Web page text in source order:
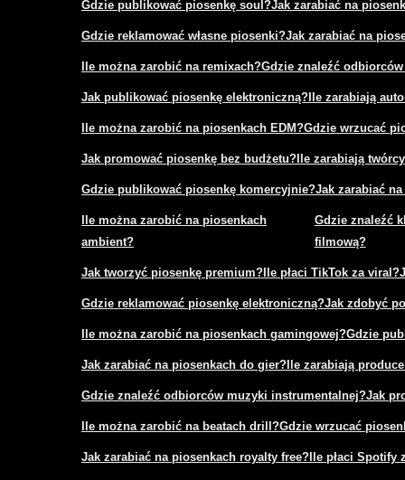
Gdzie publikować piosenkę soul?Jak zarabiać na
Gdzie reklamować własne piosenki?Jak zarabiać na
Ile można zarobić na remixach?Gdzie znaleźć
Jak publikować piosenkę elektroniczną? Ile zarabiają
Ile można zarobić na piosenkach EDM?Gdzie wrzucać
Jak promować piosenkę bez budżetu? Ile zarabiają
Gdzie publikować piosenkę komercyjnie?Jak zarabiać
Ile można zarobić na piosenkach
ambient?
Gdzie znaleźć
filmową?
Jak tworzyć piosenkę premium? Ile płaci TikTok za viral?
Gdzie reklamować piosenkę elektroniczną?Jak zdobyć
Ile można zarobić na piosenkach gamingowej?Gdzie
Jak zarabiać na piosenkach do gier? Ile zarabiają
Gdzie znaleźć odbiorców muzyki instrumentalnej?Jak
Ile można zarobić na beatach drill?Gdzie wrzucać
Jak zarabiać na piosenkach royalty free? Ile płaci Spotify